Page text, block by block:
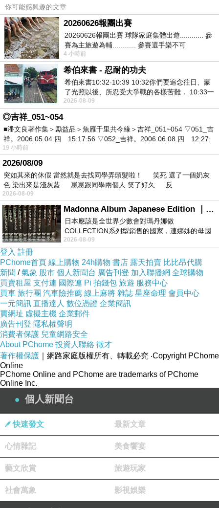
你可能感興趣的文章
20260626報團出賽
20260626報團出賽 球隊家庭集體出遊............ 參
賽為主旅遊為輔............ 參賽選手樂不可
支............ 賽前旅遊
4 小時前
希伯來書 - 忍耐的功夫
希伯來書10:32-10:39 10:32你們要追念往日、蒙
了光照以後、所忍受大爭戰的各樣苦難． 10:33一
面被毀謗、遭患難、成了戲景、叫眾人
2026-08-09
◎吉祥_051~054
■潘文良著作集＞勵益品＞魚雁千里共今緣＞吉祥_051~054 ▽051_吉
祥。2006.05.04.四 15:17:56 ▽052_吉祥。2006.06.08.四 12:27:
19 小時前
2026/08/09
突如其來的休假 當然就是去找同學弄頭髮啦！ 笑死 選了一個奶灰
色 染出來是淺灰藍 崽崽跟同學兩個人 笑了好久 反
2026-08-09
Madonna Album Japanese Edition ｜瑪丹娜專輯們2026年日本版重發系列
日本應該是全世界少數會對瑪丹娜做
COLLECTION系列型銷售的國家，連娜姊的母國
美國都沒對她這樣過，這全拜在他們到現在唱片
2026-08-09
登入 註冊
PChome首頁 線上購物 24h購物 書店 露天拍賣 比比昂代購
新聞 /氣象 股市 個人新聞台 廣告刊登 加入聯播網 全球購物
買賣租屋 支付連 國際連 Pi 拍錢包 旅遊 服務中心
買車 旅行團 汽車險推薦 線上麻將 雜誌 星座命理 會員中心
一元簡訊 直播達人 數位憑證 企業簡訊
買網址 虛擬主機 企業郵件
廣告刊登 隱私權聲明
消費者保護 兒童網路安全
About PChome 投資人聯絡 徵才
著作權保護 ｜網路家庭版權所有、轉載必究 ‧Copyright PChome
Online
PChome Online and PChome are trademarks of PChome
Online Inc.
個人新聞台
快速發文 最新文章
心情雜記 美食饗宴
藝文欣賞 旅遊玩家
社會萬象 影視娛樂